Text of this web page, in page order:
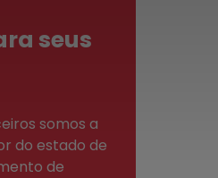
seus
somos a
do estado de
de